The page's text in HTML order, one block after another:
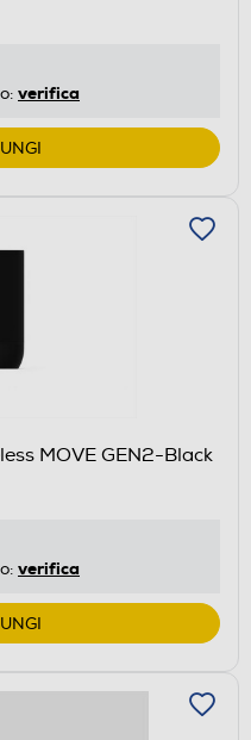
verifica
MOVE GEN2-Black
verifica